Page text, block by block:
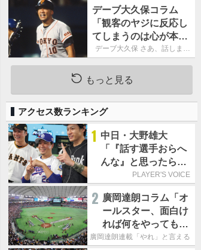
デーブ大久保コラム
「観客のヤジに反応し
てしまうのは心が本当
に純粋だからなので
デーブ大久保 さあ、話しまし
ょう！
もっと見る
アクセス数ランキング
1 中日・大野雄大
「『話す選手おらへ
んな』と思ったら坂
本勇人が来た！」／
PLAYER'S VOICE
2 廣岡達朗コラム「オ
ールスター、面白け
れば何をやってもい
いという発想は大間
廣岡達朗連載「やれ」と言える信念